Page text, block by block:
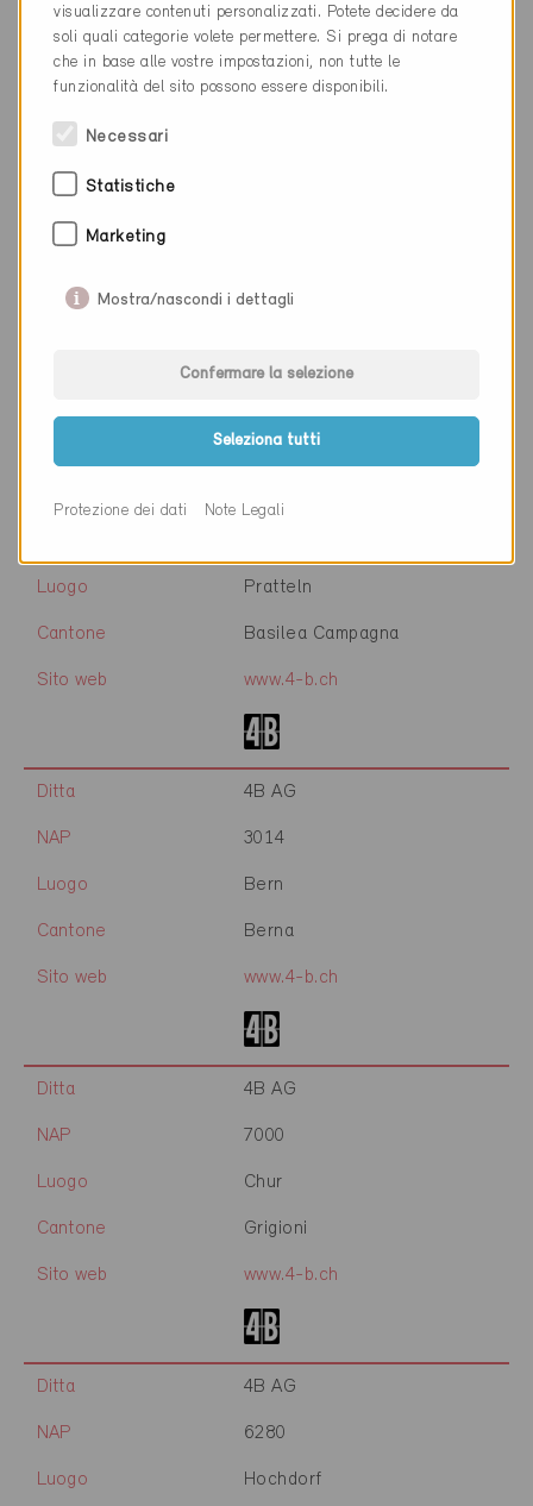
Cantone Zurigo
Sito web www.4-b.ch
Ditta
NAP
Luogo Baden-Dättwil
www.4-b.ch
Luogo Pratteln
Cantone Basilea Campagna
Sito web www.4-b.ch
Ditta 4B AG
NAP 3014
Luogo Bern
Cantone Berna
Sito web www.4-b.ch
Ditta 4B AG
NAP 7000
Luogo Chur
Cantone Grigioni
Sito web www.4-b.ch
Ditta 4B AG
NAP 6280
Luogo Hochdorf
visualizzare contenuti personalizzati. Potete decidere da
soli quali categorie volete permettere. Si prega di notare
che in base alle vostre impostazioni, non tutte le
funzionalità del sito possono essere disponibili.
Necessari
Statistiche
Marketing
Mostra/nascondi i dettagli
Confermare la selezione
Seleziona tutti
Protezione dei dati Note Legali